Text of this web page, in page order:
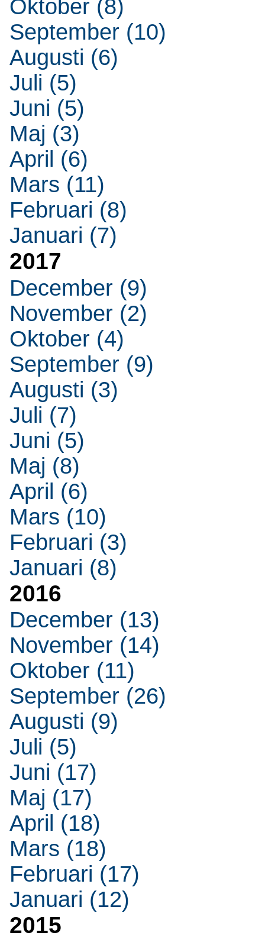
Oktober (8)
September (10)
Augusti (6)
Juli (5)
Juni (5)
Maj (3)
April (6)
Mars (11)
Februari (8)
Januari (7)
2017
December (9)
November (2)
Oktober (4)
September (9)
Augusti (3)
Juli (7)
Juni (5)
Maj (8)
April (6)
Mars (10)
Februari (3)
Januari (8)
2016
December (13)
November (14)
Oktober (11)
September (26)
Augusti (9)
Juli (5)
Juni (17)
Maj (17)
April (18)
Mars (18)
Februari (17)
Januari (12)
2015